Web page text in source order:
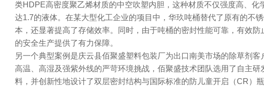
类HDPE高密度聚乙烯材质的中空吹塑内胆，这种材质不仅强度高、化
达1.7的液体。在某大型化工企业的项目中，华玖吨桶替代了原有的不
本，还显著提高了存储效率。同时，由于吨桶的密封性能可靠，有效防
的安全生产提供了有力保障。
另一个典型案例是庆云县佰聚盛塑料包装厂为出口南美市场的除草剂
高温、高湿及强紫外线的严苛环境挑战，佰聚盛技术团队选用了自主
料，并创新性地设计了双层密封结构与国际标准的防儿童开启（CR）